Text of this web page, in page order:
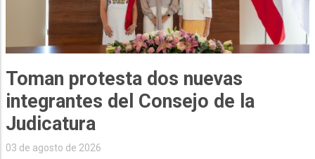
Toman protesta dos nuevas
integrantes del Consejo de la
Judicatura
03 de agosto de 2026